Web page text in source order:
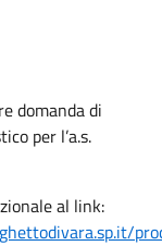
domanda di
per l’a.s.
al link: